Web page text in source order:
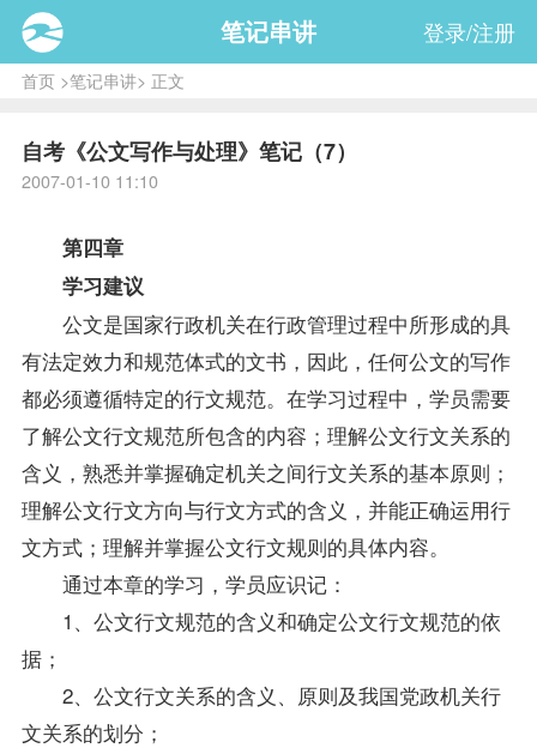
笔记串讲 登录/注册
首页>笔记串讲> 正文
自考《公文写作与处理》笔记（7）
2007-01-10 11:10
第四章
学习建议
公文是国家行政机关在行政管理过程中所形成的具
有法定效力和规范体式的文书，因此，任何公文的写作
都必须遵循特定的行文规范。在学习过程中，学员需要
了解公文行文规范所包含的内容；理解公文行文关系的
含义，熟悉并掌握确定机关之间行文关系的基本原则；
理解公文行文方向与行文方式的含义，并能正确运用行
文方式；理解并掌握公文行文规则的具体内容。
通过本章的学习，学员应识记：
1、公文行文规范的含义和确定公文行文规范的依
据；
2、公文行文关系的含义、原则及我国党政机关行
文关系的划分；